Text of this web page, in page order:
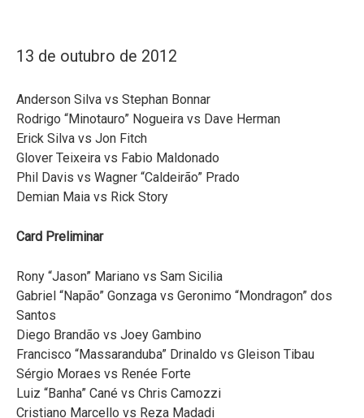
13 de outubro de 2012
Anderson Silva vs Stephan Bonnar
Rodrigo “Minotauro” Nogueira vs Dave Herman
Erick Silva vs Jon Fitch
Glover Teixeira vs Fabio Maldonado
Phil Davis vs Wagner “Caldeirão” Prado
Demian Maia vs Rick Story
Card Preliminar
Rony “Jason” Mariano vs Sam Sicilia
Gabriel “Napão” Gonzaga vs Geronimo “Mondragon” dos
Santos
Diego Brandão vs Joey Gambino
Francisco “Massaranduba” Drinaldo vs Gleison Tibau
Sérgio Moraes vs Renée Forte
Luiz “Banha” Cané vs Chris Camozzi
Cristiano Marcello vs Reza Madadi